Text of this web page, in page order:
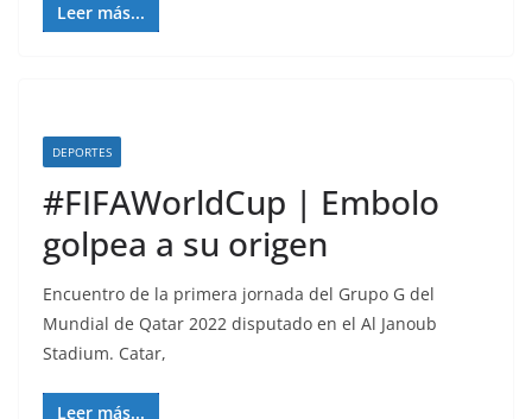
Leer más...
DEPORTES
#FIFAWorldCup | Embolo
golpea a su origen
Encuentro de la primera jornada del Grupo G del
Mundial de Qatar 2022 disputado en el Al Janoub
Stadium. Catar,
Leer más...